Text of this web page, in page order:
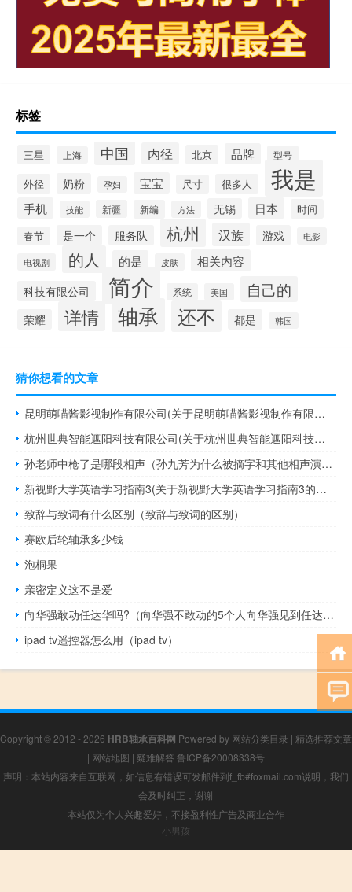
标签
三星 上海 中国 内径 北京 品牌 型号
外径 奶粉 孕妇 宝宝 尺寸 很多人 我是
手机 技能 新疆 新编 方法 无锡 日本 时间
春节 是一个 服务队 杭州 汉族 游戏 电影
电视剧 的人 的是 皮肤 相关内容
科技有限公司 简介 系统 美国 自己的
荣耀 详情 轴承 还不 都是 韩国
猜你想看的文章
昆明萌喵酱影视制作有限公司(关于昆明萌喵酱影视制作有限公司的简介)
杭州世典智能遮阳科技有限公司(关于杭州世典智能遮阳科技有限公司的简介)
孙老师中枪了是哪段相声（孙九芳为什么被摘字和其他相声演员打架斗殴导致的）
新视野大学英语学习指南3(关于新视野大学英语学习指南3的简介)
致辞与致词有什么区别（致辞与致词的区别）
赛欧后轮轴承多少钱
泡桐果
亲密定义这不是爱
向华强敢动任达华吗?（向华强不敢动的5个人向华强见到任达华也会礼让三分）
ipad tv遥控器怎么用（ipad tv）
Copyright © 2012 - 2026 HRB轴承百科网 Powered by 网站分类目录 | 精选推荐文章
| 网站地图 | 疑难解答 鲁ICP备20008338号
声明：本站内容来自互联网，如信息有错误可发邮件到f_fb#foxmail.com说明，我们
会及时纠正，谢谢
本站仅为个人兴趣爱好，不接盈利性广告及商业合作
小男孩